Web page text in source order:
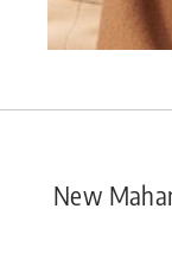
New